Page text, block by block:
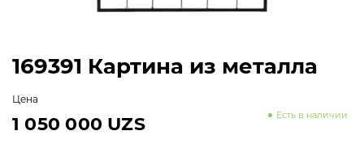
169391 Картина из металла
Цена
Есть в наличии
1 050 000 UZS